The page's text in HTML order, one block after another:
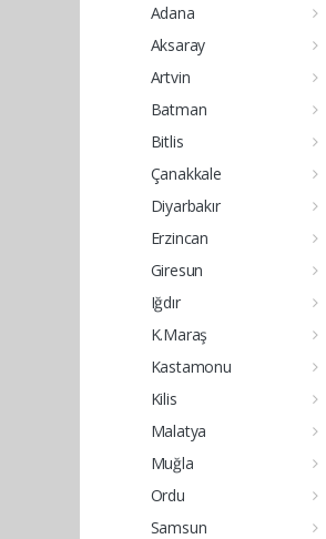
Adana
Aksaray
Artvin
Batman
Bitlis
Çanakkale
Diyarbakır
Erzincan
Giresun
Iğdır
K.Maraş
Kastamonu
Kilis
Malatya
Muğla
Ordu
Samsun